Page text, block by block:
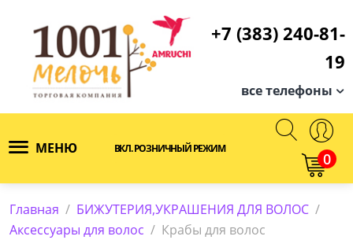
+7 (383) 240-81-
19
все телефоны
МЕНЮ ВКЛ. РОЗНИЧНЫЙ РЕЖИМ
0
Главная / БИЖУТЕРИЯ,УКРАШЕНИЯ ДЛЯ ВОЛОС /
Аксессуары для волос / Крабы для волос